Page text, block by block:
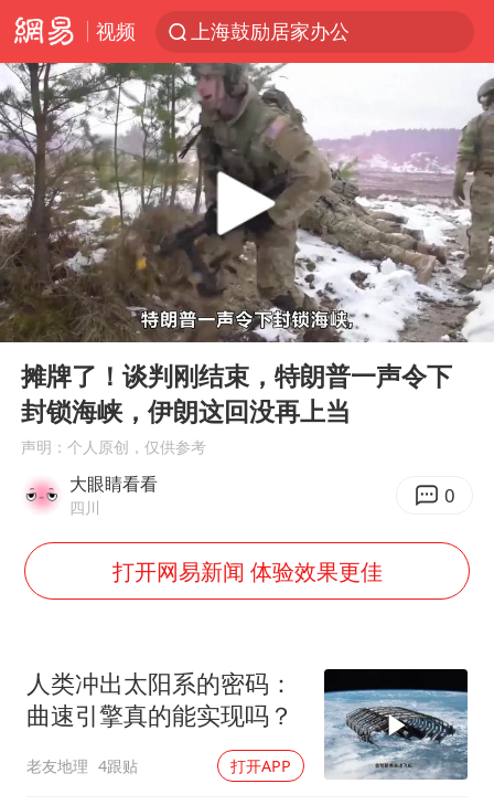
视频
上海鼓励居家办公
多地银行上调存款利率
朱一龙的鼻子怎么了
5万元以下微型代步车集体遇冷
大疆错失宇树
费大厨口号更改 不再宣传小炒肉大王
周星驰妈妈现身香港首映礼
上海地铁4条线路全线停运
4.2平卫生间补漏注胶花1.55万
56岁刘奕君跟13岁女儿合跳
三预警齐发 11个省份有大到暴雨
“还不如不放假”
梅婷12岁女儿百花奖发言
Play
00:00 07:18
摊牌了！谈判刚结束，特朗普一声令下
封锁海峡，伊朗这回没再上当
声明：个人原创，仅供参考
大眼睛看看
四川 0
打开网易新闻 体验效果更佳
人类冲出太阳系的密码：
曲速引擎真的能实现吗？
老友地理 4跟贴 打开APP